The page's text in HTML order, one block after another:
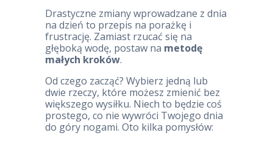
Drastyczne zmiany wprowadzane z dnia
na dzień to przepis na porażkę i
frustrację. Zamiast rzucać się na
głęboką wodę, postaw na metodę
małych kroków.
Od czego zacząć? Wybierz jedną lub
dwie rzeczy, które możesz zmienić bez
większego wysiłku. Niech to będzie coś
prostego, co nie wywróci Twojego dnia
do góry nogami. Oto kilka pomysłów: